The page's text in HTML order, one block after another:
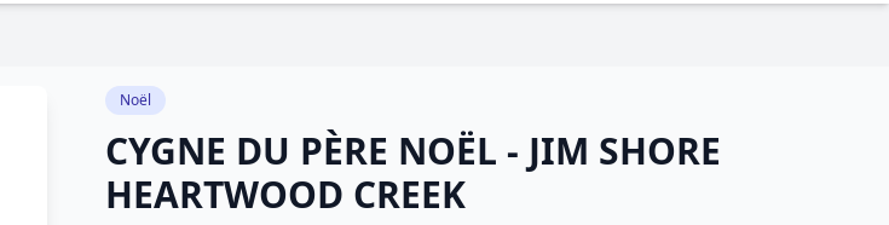
Noël
CYGNE DU PÈRE NOËL - JIM SHORE
HEARTWOOD CREEK